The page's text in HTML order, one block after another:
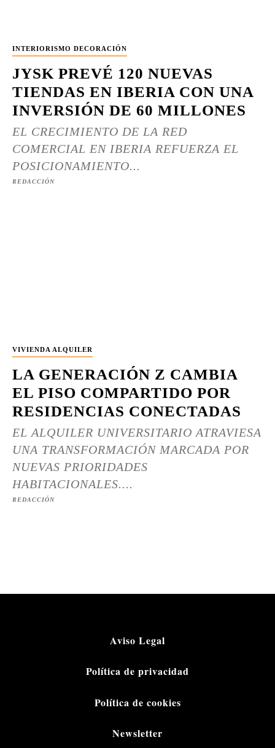
INTERIORISMO DECORACIÓN
JYSK PREVÉ 120 NUEVAS
TIENDAS EN IBERIA CON UNA
INVERSIÓN DE 60 MILLONES
EL CRECIMIENTO DE LA RED
COMERCIAL EN IBERIA REFUERZA EL
POSICIONAMIENTO...
REDACCIÓN
VIVIENDA ALQUILER
LA GENERACIÓN Z CAMBIA
EL PISO COMPARTIDO POR
RESIDENCIAS CONECTADAS
EL ALQUILER UNIVERSITARIO ATRAVIESA
UNA TRANSFORMACIÓN MARCADA POR
NUEVAS PRIORIDADES
HABITACIONALES....
REDACCIÓN
Aviso Legal
Política de privacidad
Política de cookies
Newsletter